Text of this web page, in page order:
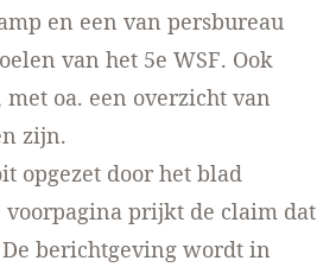
en een van persbureau
van het 5e WSF. Ook
oa. een overzicht van
zijn.
opgezet door het blad
voorpagina prijkt de claim dat
berichtgeving wordt in